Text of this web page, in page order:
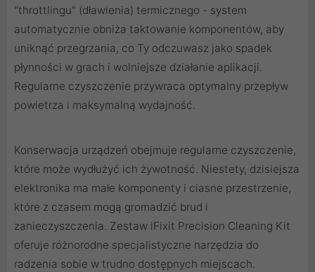
"throttlingu" (dławienia) termicznego - system
automatycznie obniża taktowanie komponentów, aby
uniknąć przegrzania, co Ty odczuwasz jako spadek
płynności w grach i wolniejsze działanie aplikacji.
Regularne czyszczenie przywraca optymalny przepływ
powietrza i maksymalną wydajność.
Konserwacja urządzeń obejmuje regularne czyszczenie,
które może wydłużyć ich żywotność. Niestety, dzisiejsza
elektronika ma małe komponenty i ciasne przestrzenie,
które z czasem mogą gromadzić brud i
zanieczyszczenia. Zestaw iFixit Precision Cleaning Kit
oferuje różnorodne specjalistyczne narzędzia do
radzenia sobie w trudno dostępnych miejscach.